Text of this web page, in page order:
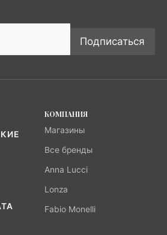
Подписаться
КОМПАНИЯ
Магазины
Все бренды
Anna Lucci
Lonza
Fabio Monelli